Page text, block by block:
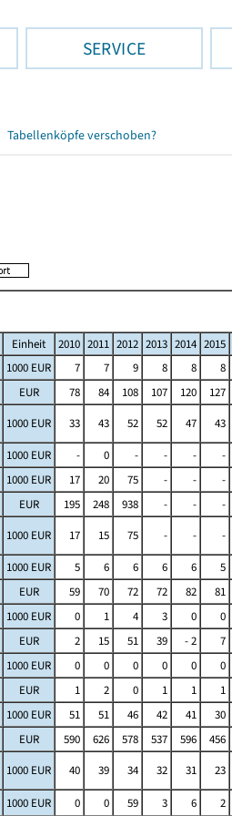
SERVICE
Tabellenköpfe verschoben?
Einheit 2010 2011 2012 2013 2014 2015
1000 EUR 7 7 9 8 8 8
EUR 78 84 108 107 120 127
1000 EUR 33 43 52 52 47 43
1000 EUR - 0 - - - -
1000 EUR 17 20 75 - - -
EUR 195 248 938 - - -
1000 EUR 17 15 75 - - -
1000 EUR 5 6 6 6 6 5
EUR 59 70 72 72 82 81
1000 EUR 0 1 4 3 0 0
EUR 2 15 51 39 - 2 7
1000 EUR 0 0 0 0 0 0
EUR 1 2 0 1 1 1
1000 EUR 51 51 46 42 41 30
EUR 590 626 578 537 596 456
1000 EUR 40 39 34 32 31 23
1000 EUR 0 0 59 3 6 2